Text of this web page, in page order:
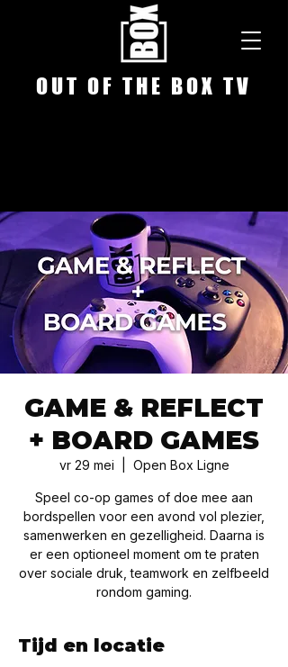
O U T O F T H E B O X T V
GAME & REFLECT
+ BOARD GAMES
vr 29 mei Open Box Ligne
Speel co-op games of doe mee aan
bordspellen voor een avond vol plezier,
samenwerken en gezelligheid. Daarna is
er een optioneel moment om te praten
over sociale druk, teamwork en zelfbeeld
rondom gaming.
Tijd en locatie